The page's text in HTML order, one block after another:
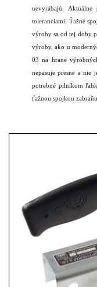
nevyrábajú.
toleranciami. Ťažné
výroby sa od tej doby
výroby, ako u
03 na hrane
nepasuje presne a
potrebné pilníkom
ťažnou spojkou